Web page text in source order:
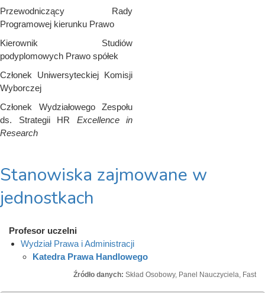
Przewodniczący Rady
Programowej kierunku Prawo
Kierownik Studiów
podyplomowych Prawo spółek
Członek Uniwersyteckiej Komisji
Wyborczej
Członek Wydziałowego Zespołu
ds. Strategii HR Excellence in
Research
Stanowiska zajmowane w
jednostkach
Profesor uczelni
Wydział Prawa i Administracji
Katedra Prawa Handlowego
Źródło danych: Skład Osobowy, Panel Nauczyciela, Fast